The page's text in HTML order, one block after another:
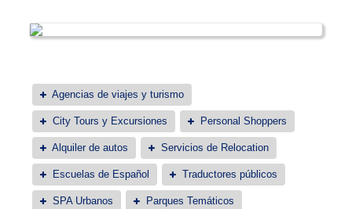
Agencias de viajes y turismo
City Tours y Excursiones Personal Shoppers
Alquiler de autos Servicios de Relocation
Escuelas de Español Traductores públicos
SPA Urbanos Parques Temáticos